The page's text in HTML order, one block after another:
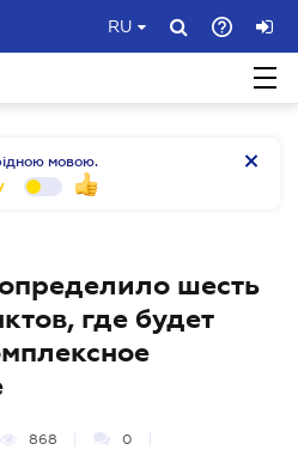
RU
мовою.
шесть
где будет
868 0